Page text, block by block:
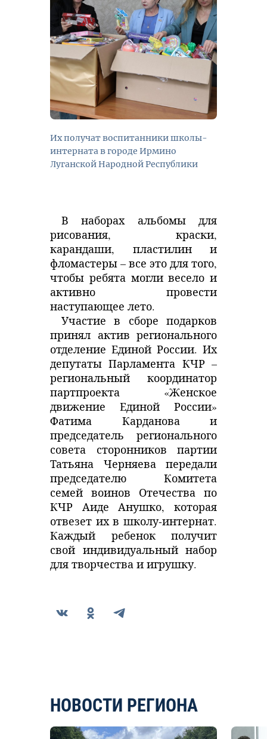
Их получат воспитанники школы-
интерната в городе Ирмино
Луганской Народной Республики
В наборах альбомы для
рисования, краски,
карандаши, пластилин и
фломастеры – все это для того,
чтобы ребята могли весело и
активно провести
наступающее лето.
Участие в сборе подарков
принял актив регионального
отделение Единой России. Их
депутаты Парламента КЧР –
региональный координатор
партпроекта «Женское
движение Единой России»
Фатима Карданова и
председатель регионального
совета сторонников партии
Татьяна Черняева передали
председателю Комитета
семей воинов Отечества по
КЧР Аиде Анушко, которая
отвезет их в школу-интернат.
Каждый ребенок получит
свой индивидуальный набор
для творчества и игрушку.
НОВОСТИ РЕГИОНА